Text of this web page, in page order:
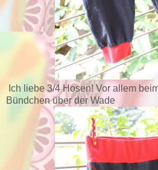
Ich liebe 3/4 Hosen! Vor allem
Bündchen über der Wade